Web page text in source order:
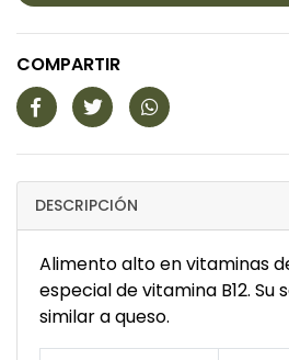
COMPARTIR
DESCRIPCIÓN
Alimento alto en vitaminas
especial de vitamina B12. Su
similar a queso.